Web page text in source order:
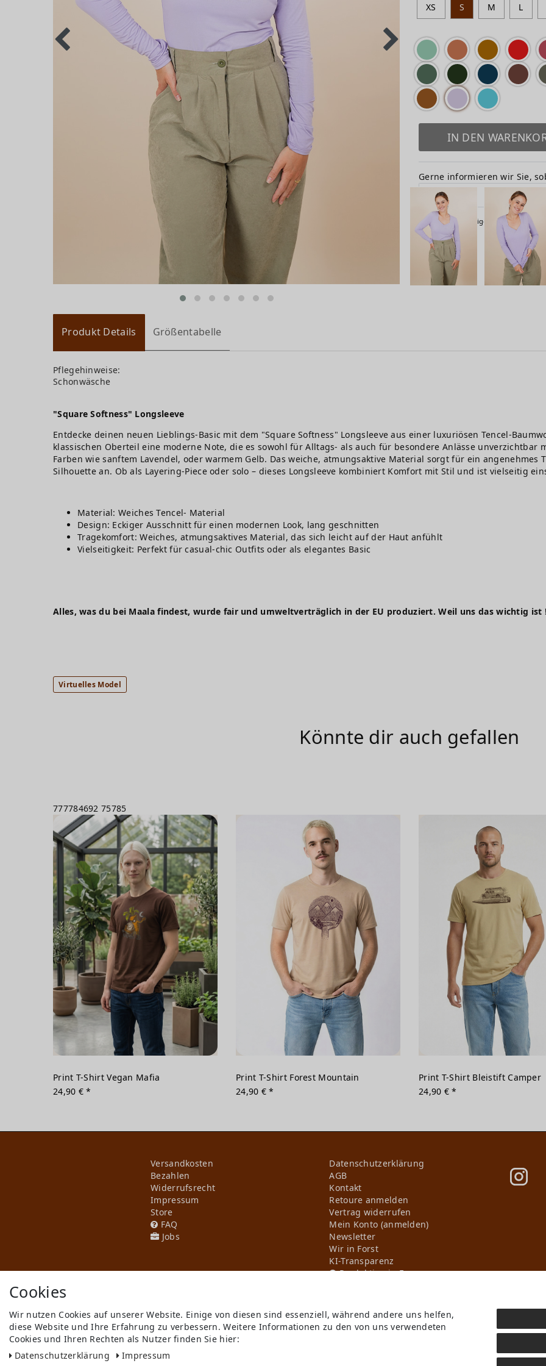
XS S M L
IN DEN
Gerne informieren wir Sie,
E-MAIL-ADRESSE
Hiermit bestätige ich, dass ich die
Senden
Produkt Details Größentabelle
Pflegehinweise:
Schonwäsche
"Square Softness" Longsleeve
Entdecke deinen neuen Lieblings-Basic mit dem "Square Softness" Longsleeve aus einer luxuriösen Tencel-
klassischen Oberteil eine moderne Note, die es sowohl für Alltags- als auch für besondere Anlässe unverzichtbar
Farben wie sanftem Lavendel, oder warmem Gelb. Das weiche, atmungsaktive Material sorgt für ein
Silhouette an. Ob als Layering-Piece oder solo – dieses Longsleeve kombiniert Komfort mit Stil und ist vielseitig
Material: Weiches Tencel- Material
Design: Eckiger Ausschnitt für einen modernen Look, lang geschnitten
Tragekomfort: Weiches, atmungsaktives Material, das sich leicht auf der Haut anfühlt
Vielseitigkeit: Perfekt für casual-chic Outfits oder als elegantes Basic
Alles, was du bei Maala findest, wurde fair und umweltverträglich in der EU produziert. Weil uns das wichtig ist
Virtuelles Model
Könnte dir auch gefallen
777784692 75785
Print T-Shirt Vegan Mafia
24,90 € *
Print T-Shirt Forest Mountain
24,90 € *
Print T-Shirt Bleistift Camper
24,90 € *
Versandkosten
Bezahlen
Widerrufs­recht
Impressum
Store
FAQ
Jobs
Daten­schutz­erklärung
AGB
Kontakt
Retoure anmelden
Vertrag widerrufen
Mein Konto (anmelden)
Newsletter
Wir in Forst
KI-Transparenz
Produktion in Europa
* Alle Preise inkl. ges. MwSt. zzgl. Versandkosten
** gilt für Lieferungen innerhalb Deutschlands, Lieferzeiten für andere Länder entnehmen Sie bitte der
© Copyright 2026 Cyroline Textil GmbH. Alle Rechte vorbehalten.
Cookies
Wir nutzen Cookies auf unserer Website. Einige von diesen sind essenziell, während andere uns helfen,
diese Website und Ihre Erfahrung zu verbessern. Weitere Informationen zu den von uns verwendeten
Cookies und Ihren Rechten als Nutzer finden Sie hier:
Daten­schutz­erklärung
Impressum